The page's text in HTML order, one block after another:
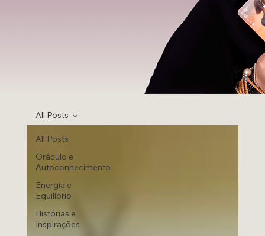
All Posts
Oráculo e
Autoconhecimento
Energia e
Equilíbrio
Histórias e
Inspirações
All Posts